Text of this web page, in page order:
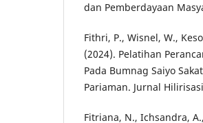
dan Pemberdayaan
Fithri, P., Wisnel, W.,
(2024). Pelatihan
Pada Bumnag Saiyo
Pariaman. Jurnal
Fitriana, N., Ichsandra,